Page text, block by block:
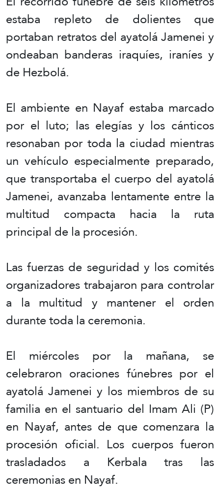
estaba repleto de dolientes que
portaban retratos del ayatolá Jamenei y
ondeaban banderas iraquíes, iraníes y
de Hezbolá.
El ambiente en Nayaf estaba marcado
por el luto; las elegías y los cánticos
resonaban por toda la ciudad mientras
un vehículo especialmente preparado,
que transportaba el cuerpo del ayatolá
Jamenei, avanzaba lentamente entre la
multitud compacta hacia la ruta
principal de la procesión.
Las fuerzas de seguridad y los comités
organizadores trabajaron para controlar
a la multitud y mantener el orden
durante toda la ceremonia.
El miércoles por la mañana, se
celebraron oraciones fúnebres por el
ayatolá Jamenei y los miembros de su
familia en el santuario del Imam Ali (P)
en Nayaf, antes de que comenzara la
procesión oficial. Los cuerpos fueron
trasladados a Kerbala tras las
ceremonias en Nayaf.